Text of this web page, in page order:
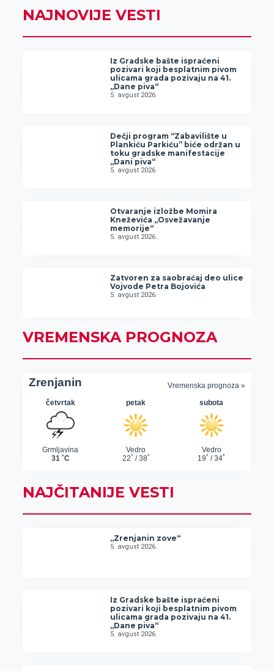
NAJNOVIJE VESTI
Iz Gradske bašte ispraćeni
pozivari koji besplatnim pivom
ulicama grada pozivaju na 41.
„Dane piva“
5. avgust 2026.
Dečji program “Zabavilište u
Plankiću Parkiću” biće održan u
toku gradske manifestacije
„Dani piva“
5. avgust 2026.
Otvaranje izložbe Momira
Kneževića „Osvežavanje
memorije“
5. avgust 2026.
Zatvoren za saobraćaj deo ulice
Vojvode Petra Bojovića
5. avgust 2026.
VREMENSKA PROGNOZA
NAJČITANIJE VESTI
„Zrenjanin zove“
5. avgust 2026.
Iz Gradske bašte ispraćeni
pozivari koji besplatnim pivom
ulicama grada pozivaju na 41.
„Dane piva“
5. avgust 2026.